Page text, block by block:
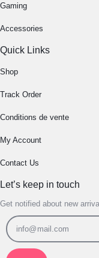
Gaming
Accessories
Quick Links
Shop
Track Order
Conditions de vente
My Account
Contact Us
Let’s keep in touch
Get notified about new